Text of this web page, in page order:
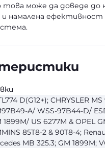
може да доведе до
и намалена ефективност
D(G12+); CHRYSLER
A/ WSS-97B44-D/
1899M/ US 6277M & OPEL
85T8-2 & 90T8-4;
MB 325.3; GM 1899M;